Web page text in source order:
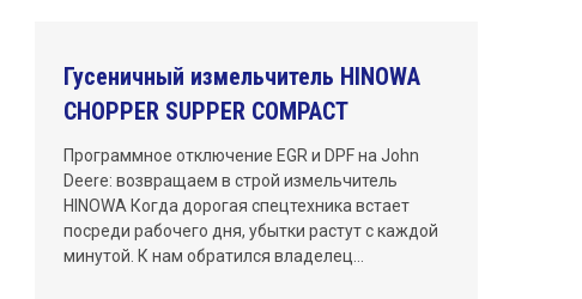
Москва
Новосибирск
Омск
Гусеничный измельчитель HINOWA
CHOPPER SUPPER COMPACT
Программное отключение EGR и DPF на John
Deere: возвращаем в строй измельчитель
HINOWA Когда дорогая спецтехника встает
посреди рабочего дня, убытки растут с каждой
минутой. К нам обратился владелец…